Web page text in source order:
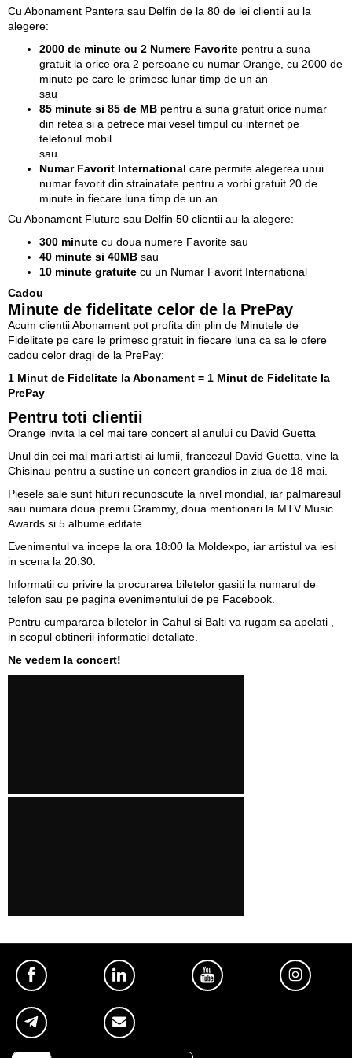
Cu Abonament Pantera sau Delfin de la 80 de lei clientii au la
alegere:
2000 de minute cu 2 Numere Favorite pentru a suna
gratuit la orice ora 2 persoane cu numar Orange, cu 2000 de
minute pe care le primesc lunar timp de un an
sau
85 minute si 85 de MB pentru a suna gratuit orice numar
din retea si a petrece mai vesel timpul cu internet pe
telefonul mobil
sau
Numar Favorit International care permite alegerea unui
numar favorit din strainatate pentru a vorbi gratuit 20 de
minute in fiecare luna timp de un an
Cu Abonament Fluture sau Delfin 50 clientii au la alegere:
300 minute cu doua numere Favorite sau
40 minute si 40MB sau
10 minute gratuite cu un Numar Favorit International
Cadou
Minute de fidelitate celor de la PrePay
Acum clientii Abonament pot profita din plin de Minutele de
Fidelitate pe care le primesc gratuit in fiecare luna ca sa le ofere
cadou celor dragi de la PrePay:
1 Minut de Fidelitate la Abonament = 1 Minut de Fidelitate la
PrePay
Pentru toti clientii
Orange invita la cel mai tare concert al anului cu David Guetta
Unul din cei mai mari artisti ai lumii, francezul David Guetta, vine la
Chisinau pentru a sustine un concert grandios in ziua de 18 mai.
Piesele sale sunt hituri recunoscute la nivel mondial, iar palmaresul
sau numara doua premii Grammy, doua mentionari la MTV Music
Awards si 5 albume editate.
Evenimentul va incepe la ora 18:00 la Moldexpo, iar artistul va iesi
in scena la 20:30.
Informatii cu privire la procurarea biletelor gasiti la numarul de
telefon sau pe pagina evenimentului de pe Facebook
Pentru cumpararea biletelor in Cahul si Balti va rugam sa apelati ,
in scopul obtinerii informatiei detaliate.
Ne vedem la concert!